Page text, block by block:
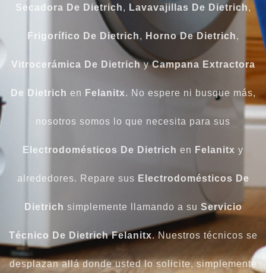
Secadora De Dietrich, Lavavajillas De Dietrich,
Frigorífico De Dietrich, Horno De Dietrich,
Vitrocerámica De DietrichyCampana Extractora
De Dietrich en Felanitx. No espere ni busque más,
nosotros somos lo que necesita para sus
Electrodomésticos De Dietrich en Felanitx y
alrededores. Repare sus Electrodomésticos De
Dietrich simplemente llamando a su Servicio
Técnico De Dietrich Felanitx. Nuestros técnicos se
desplazan allá donde usted lo solicite, simplemente